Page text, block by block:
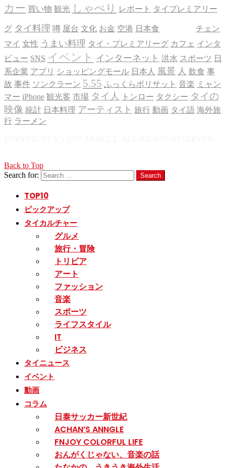
カー 買い物 観光 しゃべり レポート タイプレミアリー
グ タイ料理 噂 屋台 文化 お金 空港 日本食
チェン
マイ 女性 うまい料理 タイ・プレミアリーグ カフェ インタ
ビュー SNS イベント インターネット 洪水 スポーツ 日
系企業 アプリ ショッピングモール 日本人 風景 人 飲食 事
故 事件 ソンクラーン 5.55 ふっくらボリサット 音楽 ミャン
マー iPhone 観光客 市場 タイ人 トンロー タクシー タイの
映像 統計 日本料理 アーティスト 旅行 動画 タイ語 海外旅
行 ラーメン
Back to Top
Search for:
Search
TOP10
ピックアップ
タイカルチャー
グルメ
旅行・冒険
トリビア
アート
ファッション
音楽
スポーツ
ライフスタイル
IT
ビジネス
タイニュース
イベント
動画
コラム
日泰サッカー新世紀
ACHAN’S ANNGLE
FNJOY COLORFUL LIFE
おんがくじゃない、音楽の話